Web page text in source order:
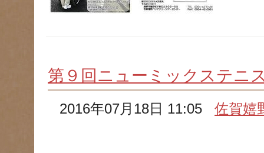
第９回ニューミックステニ
2016年07月18日 11:05佐賀嬉